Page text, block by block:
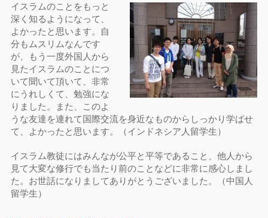
イスラムのことをもっと
深く知るようになって、
よかったと思います。自
分もムスリムなんです
が、もう一度外国人から
見たイスラムのことにつ
いて聞いて頂いて、非常
にうれしくて、勉強にな
りました。また、このよ
うな友達を連れて国際交流を身近なものからしっかり学ばせ
て、よかったと思います。（インドネシア人留学生）
イスラム教徒にはみんなが公平と平等であること、他人から
見て大変な修行でも当たり前のことなどに非常に感心しまし
た。お世話になりましてありがとうございました。（中国人
留学生）